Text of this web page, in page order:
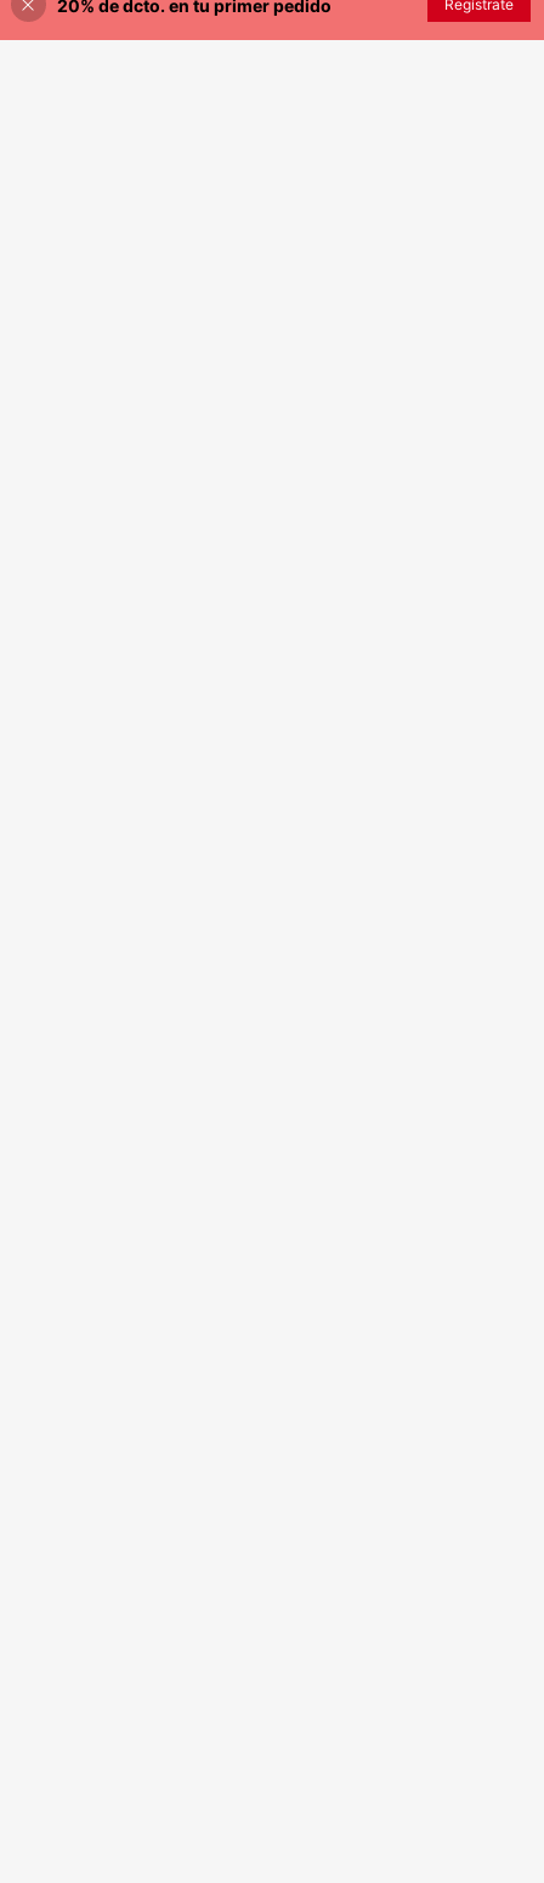
¡8% DE DESCUENTO! AÑADIR A LA BOLSA
20% de dcto. en tu primer pedido Regístrate